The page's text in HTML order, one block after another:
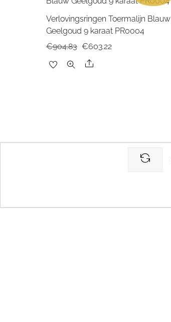
Verlovingsringen Toermalijn Blauw
Geelgoud 9 karaat PR0004
€904.83 Oorspronkelijke
prijs
€603.22Huidige
Share